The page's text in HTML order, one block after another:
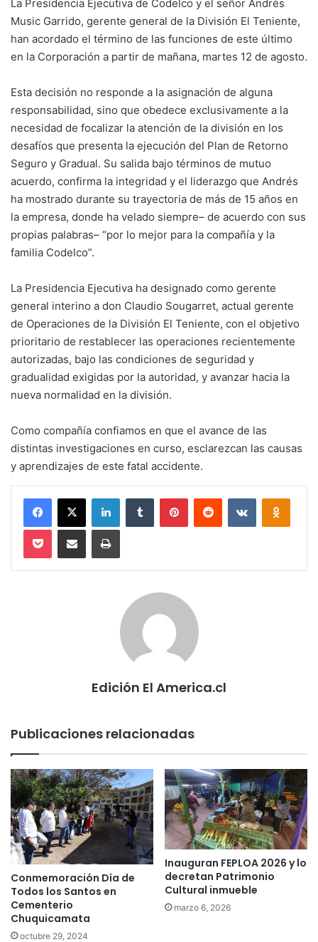
La Presidencia Ejecutiva de Codelco y el señor Andrés
Music Garrido, gerente general de la División El Teniente,
han acordado el término de las funciones de este último
en la Corporación a partir de mañana, martes 12 de agosto.
Esta decisión no responde a la asignación de alguna
responsabilidad, sino que obedece exclusivamente a la
necesidad de focalizar la atención de la división en los
desafíos que presenta la ejecución del Plan de Retorno
Seguro y Gradual. Su salida bajo términos de mutuo
acuerdo, confirma la integridad y el liderazgo que Andrés
ha mostrado durante su trayectoria de más de 15 años en
la empresa, donde ha velado siempre– de acuerdo con sus
propias palabras– “por lo mejor para la compañía y la
familia Codelco”.
La Presidencia Ejecutiva ha designado como gerente
general interino a don Claudio Sougarret, actual gerente
de Operaciones de la División El Teniente, con el objetivo
prioritario de restablecer las operaciones recientemente
autorizadas, bajo las condiciones de seguridad y
gradualidad exigidas por la autoridad, y avanzar hacia la
nueva normalidad en la división.
Como compañía confiamos en que el avance de las
distintas investigaciones en curso, esclarezcan las causas
y aprendizajes de este fatal accidente.
Facebook
X LinkedInTumblr PinterestReddit VKontakte
Pocket Compartir via email Imprimir
Edición El America.cl
Publicaciones relacionadas
Conmemoración Día de
Todos los Santos en
Cementerio
Chuquicamata
octubre 29, 2024
Inauguran FEPLOA 2026 y lo
decretan Patrimonio
Cultural inmueble
marzo 6, 2026